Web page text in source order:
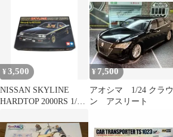
¥3,500
NISSAN SKYLINE
HARDTOP 2000RS 1/24
¥7,500
アオシマ 1/24 クラウ
ン アスリート